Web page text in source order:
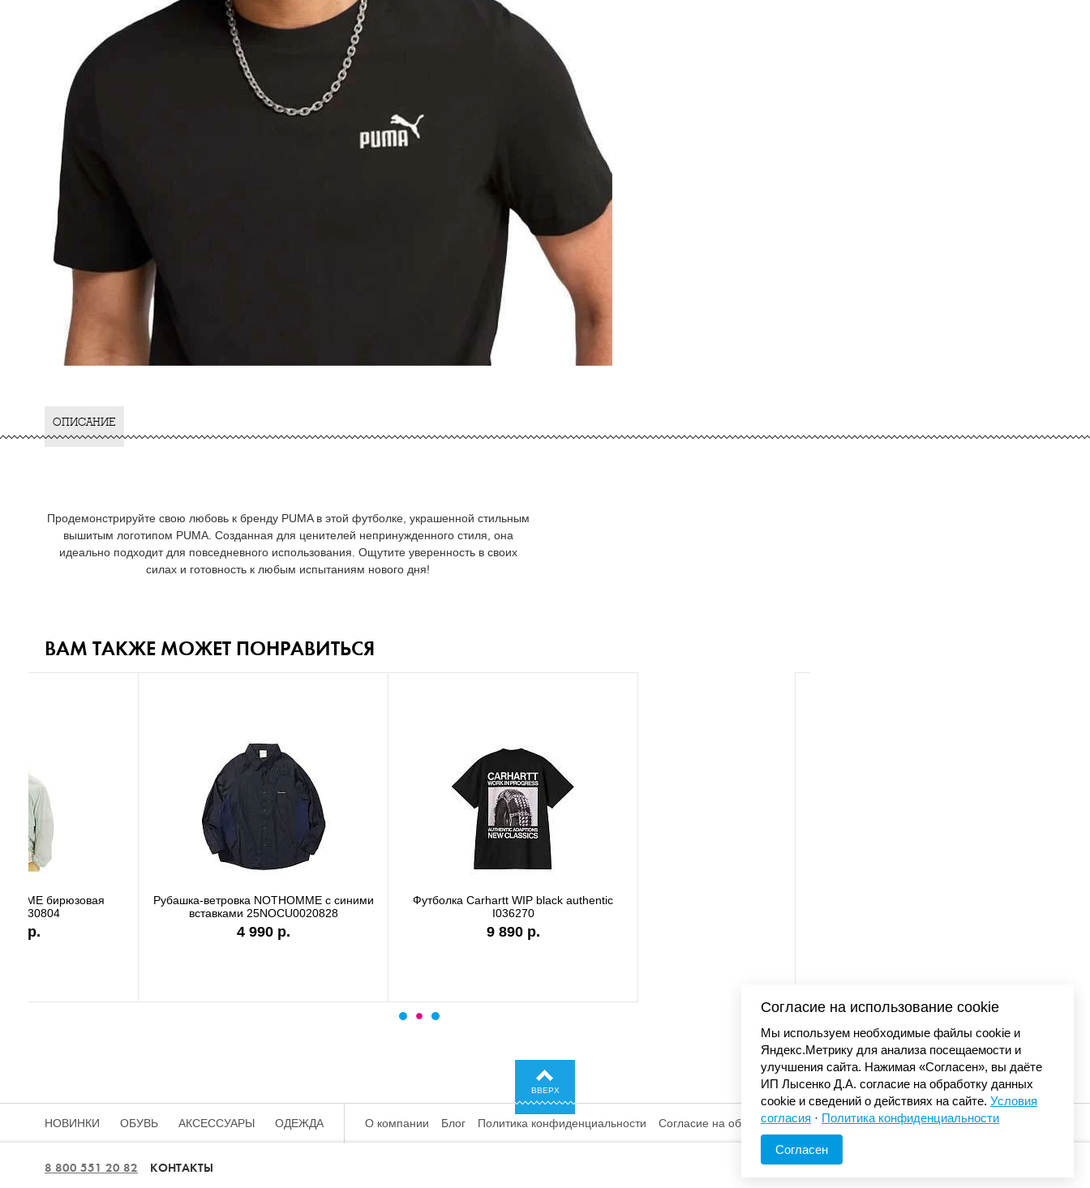
ОПИСАНИЕ
Продемонстрируйте свою любовь к бренду PUMA в этой футболке, украшенной стильным
вышитым логотипом PUMA. Созданная для ценителей непринужденного стиля, она
идеально подходит для повседневного использования. Ощутите уверенность в своих
силах и готовность к любым испытаниям нового дня!
ВАМ ТАКЖЕ МОЖЕТ ПОНРАВИТЬСЯ
Футболка Carhartt WIP white I036244
7 990 р.
Футболка Carhartt WIP garment dyed
Футболка Carhartt WIP stone washed
ВВЕРХ
© «Элемент». 2013-2026 Все права защищены.
НОВИНКИ ОБУВЬ АКСЕССУАРЫ ОДЕЖДА О компании Блог Политика конфиденциальности Согласие на обработку
8 800 551 20 82 КОНТАКТЫ
Согласие на использование cookie
Мы используем необходимые файлы cookie и
Яндекс.Метрику для анализа посещаемости и
улучшения сайта. Нажимая «Согласен», вы даёте
ИП Лысенко Д.А. согласие на обработку данных
cookie и сведений о действиях на сайте. Условия
согласия · Политика конфиденциальности
Согласен